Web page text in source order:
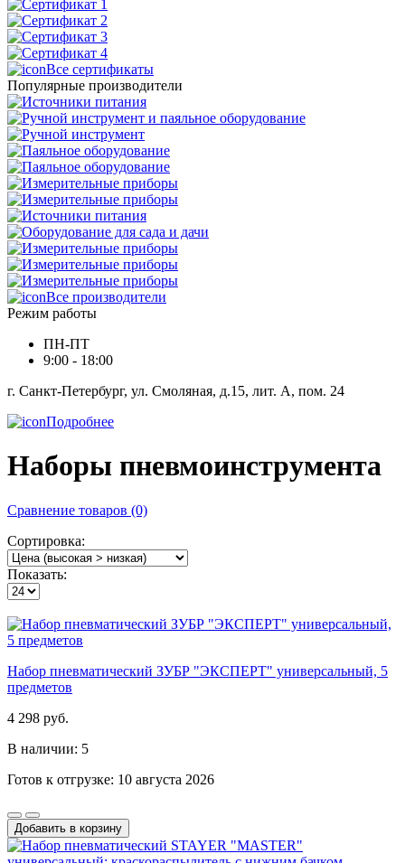
Все сертификаты
Популярные производители
Все производители
Режим работы
ПН-ПТ
9:00 - 18:00
г. Санкт-Петербург, ул. Смоляная, д.15, лит. А, пом. 24
Подробнее
Наборы пневмоинструмента
Сравнение товаров (0)
Сортировка:
Показать:
Набор пневматический ЗУБР "ЭКСПЕРТ" универсальный, 5
предметов
4 298 руб.
В наличии: 5
Готов к отгрузке: 10 августа 2026
Добавить в корзину